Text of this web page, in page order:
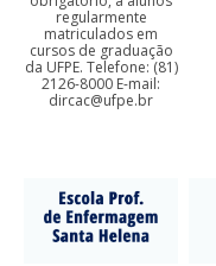
regularmente
matriculados em
cursos de graduação
da UFPE. Telefone: (81)
2126-8000 E-mail:
dircac@ufpe.br